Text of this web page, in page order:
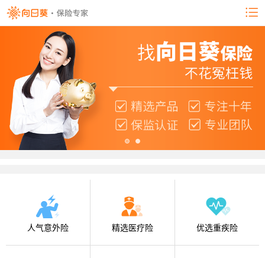
人气意外险 精选医疗险 优选重疾险